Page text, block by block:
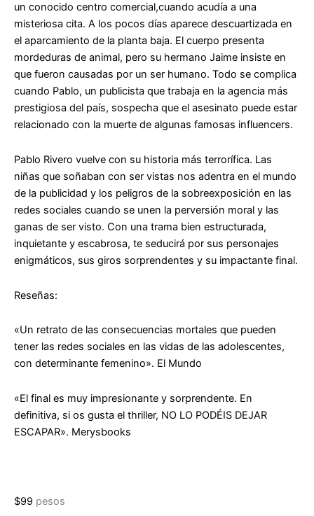
un conocido centro comercial,cuando acudía a una
misteriosa cita. A los pocos días aparece descuartizada en
el aparcamiento de la planta baja. El cuerpo presenta
mordeduras de animal, pero su hermano Jaime insiste en
que fueron causadas por un ser humano. Todo se complica
cuando Pablo, un publicista que trabaja en la agencia más
prestigiosa del país, sospecha que el asesinato puede estar
relacionado con la muerte de algunas famosas influencers.
Pablo Rivero vuelve con su historia más terrorífica. Las
niñas que soñaban con ser vistas nos adentra en el mundo
de la publicidad y los peligros de la sobreexposición en las
redes sociales cuando se unen la perversión moral y las
ganas de ser visto. Con una trama bien estructurada,
inquietante y escabrosa, te seducirá por sus personajes
enigmáticos, sus giros sorprendentes y su impactante final.
Reseñas:
«Un retrato de las consecuencias mortales que pueden
tener las redes sociales en las vidas de las adolescentes,
con determinante femenino». El Mundo
«El final es muy impresionante y sorprendente. En
definitiva, si os gusta el thriller, NO LO PODÉIS DEJAR
ESCAPAR». Merysbooks
$99 pesos